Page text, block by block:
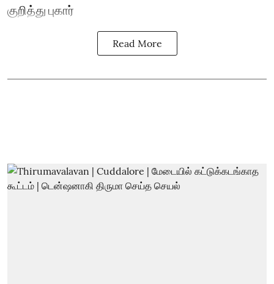
குறித்து புகார்
Read More